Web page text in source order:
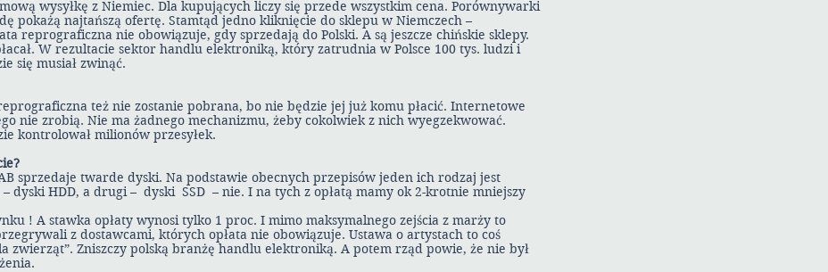
wysyłkę z Niemiec. Dla kupujących liczy się przede wszystkim cena. Porównywarki
pokażą najtańszą ofertę. Stamtąd jedno kliknięcie do sklepu w Niemczech –
reprograficzna nie obowiązuje, gdy sprzedają do Polski. A są jeszcze chińskie sklepy.
W rezultacie sektor handlu elektroniką, który zatrudnia w Polsce 100 tys. ludzi i
się musiał zwinąć.
też nie zostanie pobrana, bo nie będzie jej już komu płacić. Internetowe
nie zrobią. Nie ma żadnego mechanizmu, żeby cokolwiek z nich wyegzekwować.
kontrolował milionów przesyłek.
sprzedaje twarde dyski. Na podstawie obecnych przepisów jeden ich rodzaj jest
dyski HDD, a drugi – dyski SSD – nie. I na tych z opłatą mamy ok 2-krotnie mniejszy
! A stawka opłaty wynosi tylko 1 proc. I mimo maksymalnego zejścia z marży to
z dostawcami, których opłata nie obowiązuje. Ustawa o artystach to coś
zwierząt”. Zniszczy polską branżę handlu elektroniką. A potem rząd powie, że nie był